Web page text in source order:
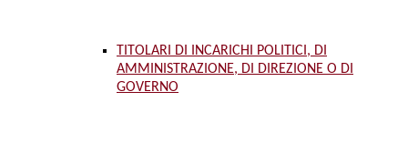
TITOLARI DI INCARICHI POLITICI, DI
AMMINISTRAZIONE, DI DIREZIONE O DI
GOVERNO